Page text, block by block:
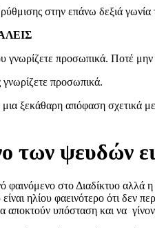
στην επάνω δεξιά γωνία
γνωρίζετε προσωπικά. Ποτέ μην
προσωπικά.
μια ξεκάθαρη απόφαση σχετικά
των ψευδών
στο Διαδίκτυο
ηλίου φαεινότερο ότι δεν
υπόσταση και να